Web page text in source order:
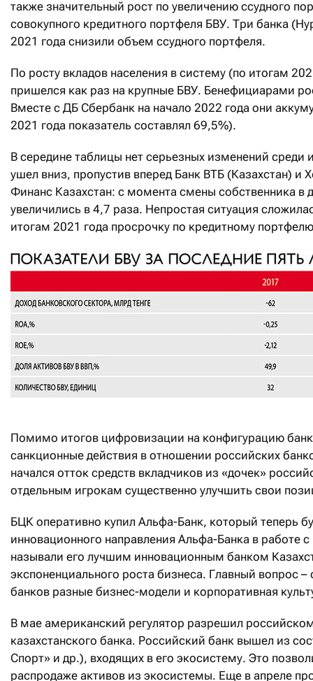
также значительный рост по увеличению ссудного
совокупного кредитного портфеля БВУ. Три банка
2021 года снизили объем ссудного портфеля.
По росту вкладов населения в систему (по итогам
пришелся как раз на крупные БВУ. Бенефициарами
Вместе с ДБ Сбербанк на начало 2022 года они
2021 года показатель составлял 69,5%).
В середине таблицы нет серьезных изменений
ушел вниз, пропустив вперед Банк ВТБ (Казахстан)
Финанс Казахстан: с момента смены собственника в
увеличились в 4,7 раза. Непростая ситуация
итогам 2021 года просрочку по кредитному
Помимо итогов цифровизации на конфигурацию
санкционные действия в отношении российских
начался отток средств вкладчиков из «дочек»
отдельным игрокам существенно улучшить свои
БЦК оперативно купил Альфа-Банк, который теперь
инновационного направления Альфа-Банка в
называли его лучшим инновационным банком
экспоненциального роста бизнеса. Главный вопрос
банков разные бизнес-модели и корпоративная
В мае американский регулятор разрешил
казахстанского банка. Российский банк вышел из
Спорт» и др.), входящих в его экосистему. Это
распродаже активов из экосистемы. Еще в апреле